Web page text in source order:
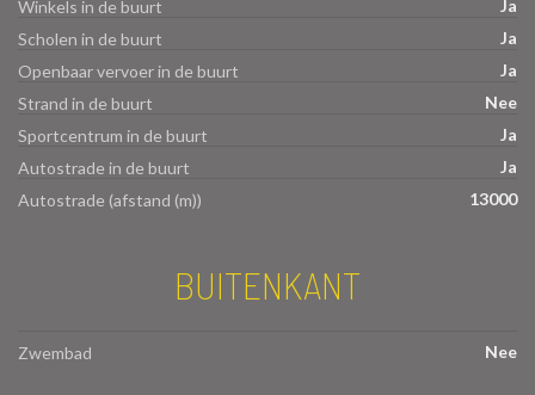
Winkels in de buurt
Ja
Scholen in de buurt
Ja
Openbaar vervoer in de buurt
Ja
Strand in de buurt
Nee
Sportcentrum in de buurt
Ja
Autostrade in de buurt
Ja
Autostrade (afstand (m))
13000
BUITENKANT
Zwembad Nee